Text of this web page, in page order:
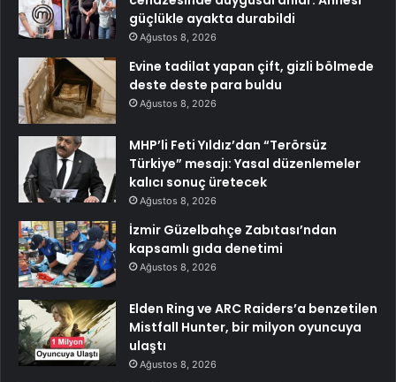
güçlükle ayakta durabildi
Ağustos 8, 2026
Evine tadilat yapan çift, gizli bölmede
deste deste para buldu
Ağustos 8, 2026
MHP’li Feti Yıldız’dan “Terörsüz
Türkiye” mesajı: Yasal düzenlemeler
kalıcı sonuç üretecek
Ağustos 8, 2026
İzmir Güzelbahçe Zabıtası’ndan
kapsamlı gıda denetimi
Ağustos 8, 2026
Elden Ring ve ARC Raiders’a benzetilen
Mistfall Hunter, bir milyon oyuncuya
ulaştı
Ağustos 8, 2026